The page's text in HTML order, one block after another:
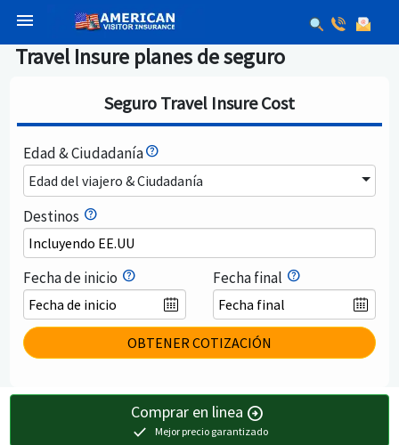
menu
Travel Insure planes de seguro
Seguro Travel Insure Cost
Edad & Ciudadanía
Edad del viajero & Ciudadanía
Destinos
Incluyendo EE.UU
Fecha de inicio Fecha final
OBTENER COTIZACIÓN
Comprar en linea arrow_circle_right
check
Mejor precio garantizado